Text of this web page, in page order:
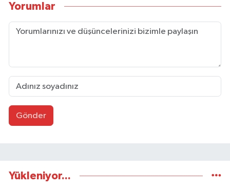
Yorumlar
Gönder
Yükleniyor...